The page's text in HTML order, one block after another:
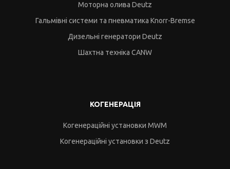
Моторна олива Deutz
Гальмівні системи та пневматика Knorr-Bremse
Дизельні генератори Deutz
Шахтна техніка CANW
КОГЕНЕРАЦІЯ
Когенераційні установки MWM
Когенераційні установки з Deutz